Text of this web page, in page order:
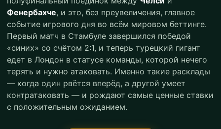
Фенербахче, и это, без преувеличения, главное
событие игрового дня во всём мировом беттинге.
Первый матч в Стамбуле завершился победой
«синих» со счётом 2:1, и теперь турецкий гигант
едет в Лондон в статусе команды, которой нечего
терять и нужно атаковать. Именно такие расклады
— когда один рвётся вперёд, а другой умеет
контратаковать — и рождают самые ценные ставки
с положительным ожиданием.